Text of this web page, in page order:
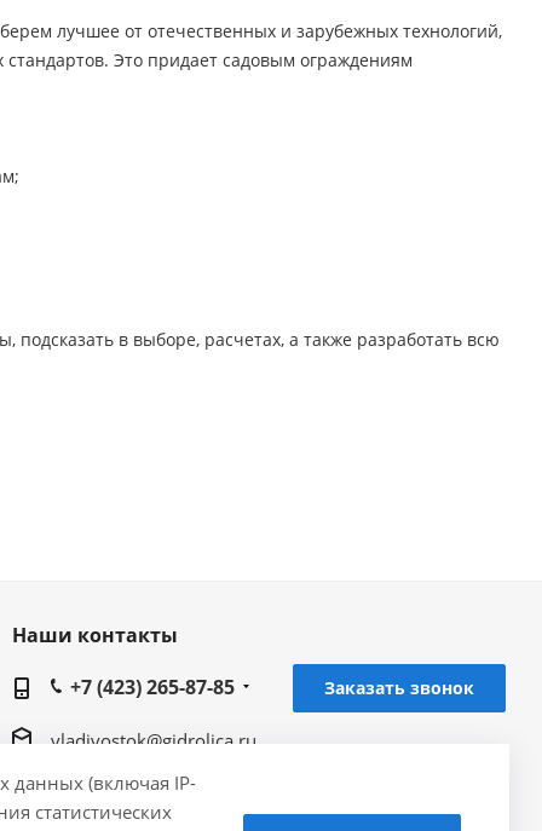
лучшее от отечественных и зарубежных технологий,
Это придает садовым ограждениям
в выборе, расчетах, а также разработать всю
Наши контакты
+7 (423) 265-87-85
Заказать звонок
vladivostok@gidrolica.ru
Региональный представитель Gidrolica в г.
Владивосток, ул. Толстого, 41В, 3 этаж, офис 1
данных (включая IP-
статистических